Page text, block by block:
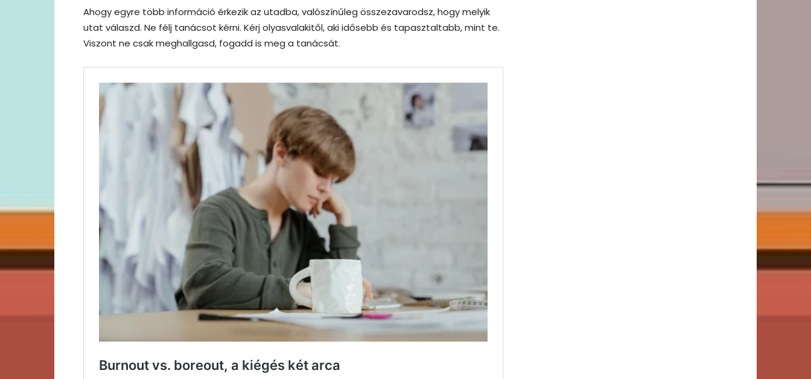
Ahogy egyre több információ érkezik az utadba, valószínűleg összezavarodsz, hogy melyik
utat válaszd. Ne félj tanácsot kérni. Kérj olyasvalakitől, aki idősebb és tapasztaltabb, mint te.
Viszont ne csak meghallgasd, fogadd is meg a tanácsát.